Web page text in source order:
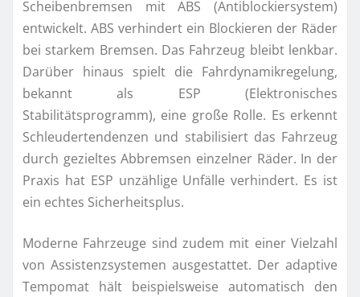
Scheibenbremsen mit ABS (Antiblockiersystem)
entwickelt. ABS verhindert ein Blockieren der Räder
bei starkem Bremsen. Das Fahrzeug bleibt lenkbar.
Darüber hinaus spielt die Fahrdynamikregelung,
bekannt als ESP (Elektronisches
Stabilitätsprogramm), eine große Rolle. Es erkennt
Schleudertendenzen und stabilisiert das Fahrzeug
durch gezieltes Abbremsen einzelner Räder. In der
Praxis hat ESP unzählige Unfälle verhindert. Es ist
ein echtes Sicherheitsplus.
Moderne Fahrzeuge sind zudem mit einer Vielzahl
von Assistenzsystemen ausgestattet. Der adaptive
Tempomat hält beispielsweise automatisch den